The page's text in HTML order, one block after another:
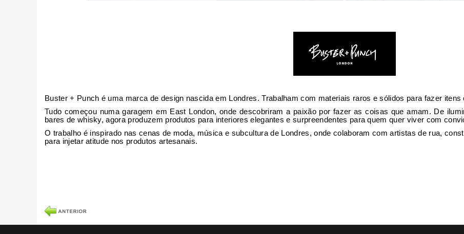
Buster + Punch é uma marca de design nascida em Londres. Trabalham com materiais raros e sólidos para fazer
Tudo começou numa garagem em East London, onde descobriram a paixão por fazer as coisas que amam. De
bares de whisky, agora produzem produtos para interiores elegantes e surpreendentes para quem quer viver com
O trabalho é inspirado nas cenas de moda, música e subcultura de Londres, onde colaboram com artistas de rua,
para injetar atitude nos produtos artesanais.